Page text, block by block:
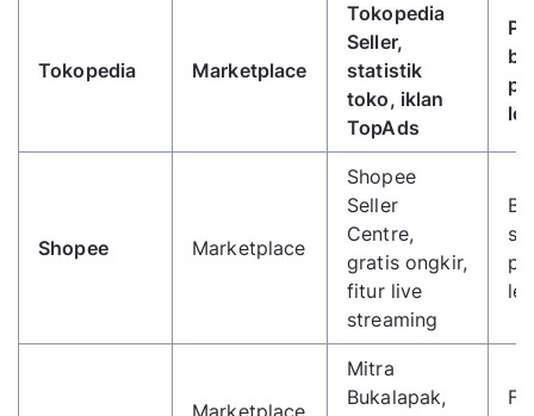
Tokopedia Marketplace
Tokopedia
Seller,
statistik
toko, iklan
TopAds
Shopee Marketplace
Shopee
Seller
Centre,
gratis ongkir,
fitur live
streaming
Mitra
Bukalapak,